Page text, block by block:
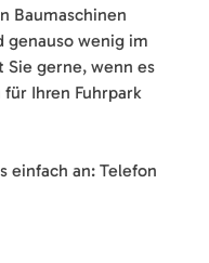
Baumaschinen
genauso wenig im
Sie gerne, wenn es
Ihren Fuhrpark
einfach an: Telefon